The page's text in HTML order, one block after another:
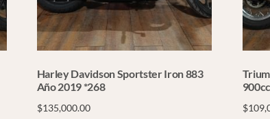
Harley Davidson Sportster Iron 883
Año 2019 *268
$135,000.00 $